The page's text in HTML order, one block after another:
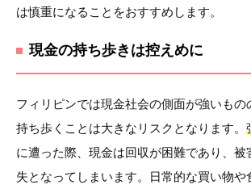
は慎重になることをおすすめします。
現金の持ち歩きは控えめに
フィリピンでは現金社会の側面が強いもの
持ち歩くことは大きなリスクとなります。
に遭った際、現金は回収が困難であり、被
失となってしまいます。日常的な買い物や